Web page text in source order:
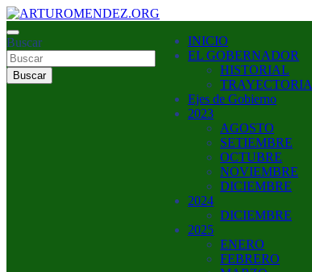
Saltar
al
contenido
ARTUROMENDEZ.ORG
ARTURO MENDEZ GOBERNADOR 2023
Buscar
Buscar
INICIO
EL GOBERNADOR
HISTORIAL
TRAYECTORIA
Ejes de Gobierno
2023
AGOSTO
SETIEMBRE
OCTUBRE
NOVIEMBRE
DICIEMBRE
2024
DICIEMBRE
2025
ENERO
FEBRERO